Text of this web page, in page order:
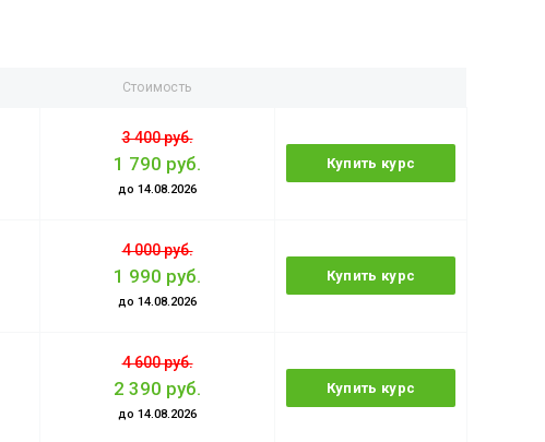
Стоимость
3 400 руб.
1 790 руб.
до 14.08.2026
Купить курс
4 000 руб.
1 990 руб.
до 14.08.2026
Купить курс
4 600 руб.
2 390 руб.
до 14.08.2026
Купить курс